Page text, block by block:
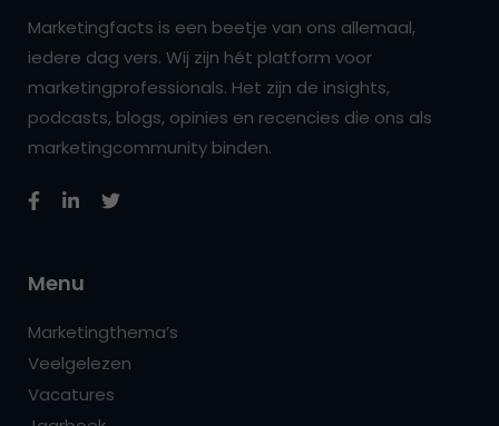
Marketingfacts is een beetje van ons allemaal,
iedere dag vers. Wij zijn hét platform voor
marketingprofessionals. Het zijn de insights,
podcasts, blogs, opinies en recencies die ons als
marketingcommunity binden.
Menu
Marketingthema’s
Veelgelezen
Vacatures